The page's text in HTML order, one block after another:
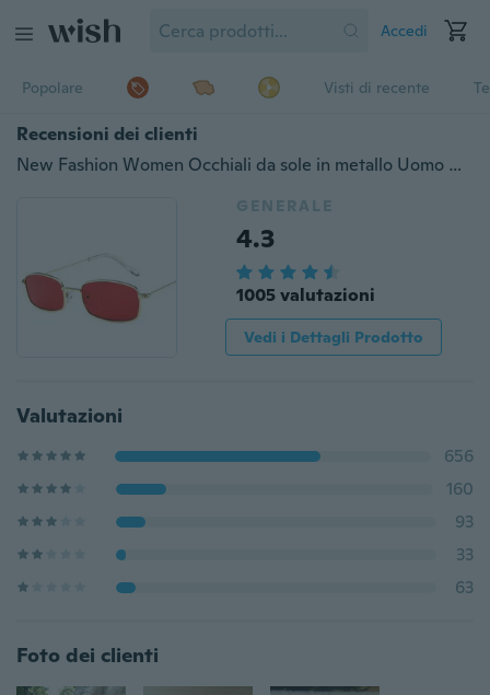
Accedi
Popolare Visti di recente
Recensioni dei clienti
New Fashion Women Occhiali da sole in metallo Uomo Occhiali da sole quadrati piccoli quadrati Occhiali da vista rosa gialli femminili Occhiali da vista piccoli Occhiali rettangolari
GENERALE
4.3
1005 valutazioni
Vedi i Dettagli Prodotto
Valutazioni
656
160
93
33
63
Foto dei clienti